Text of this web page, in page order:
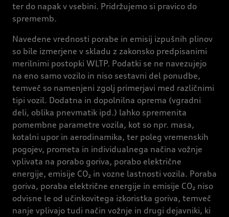
ter do napak v vsebini. Pridržujemo si pravico do
sprememb.
Navedene vrednosti porabe in emisij izpušnih plinov
so bile izmerjene v skladu z zakonsko predpisanimi
merilnimi postopki WLTP. Podatki se ne navezujejo
na eno samo vozilo in niso sestavni del ponudbe,
temveč so namenjeni zgolj primerjavi med različnimi
tipi vozil. Dodatna in dopolnilna oprema (vgradni
deli, oblika pnevmatik ipd.) lahko spremenita
pomembne parametre vozila, kot so npr. masa,
kotalni upor in aerodinamika, ter poleg vremenskih
pogojev, prometa in individualnega načina vožnje
vplivata na porabo goriva, porabo električne
energije, emisije CO₂ in vozne lastnosti vozila. Poraba
goriva, poraba električne energije in emisije CO₂ niso
odvisne le od učinkovitega izkoristka goriva, temveč
nanje vplivajo tudi način vožnje in drugi dejavniki, ki